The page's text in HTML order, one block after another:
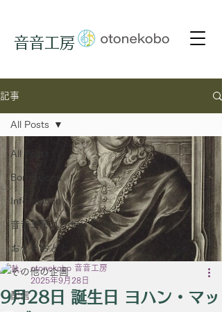
音音工房
記事
All Posts
Born&Gone
Information
音音工房コンサート
おととおとと
その他の企画
配信
All Posts
9月28日 誕生日 ヨハン・マッ
otonekobo 音音工房
2025年9月28日